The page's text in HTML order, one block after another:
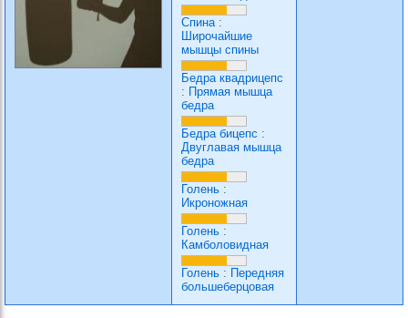
Спина:
Широчайшие
мышцы спины
Бедра квадрицепс
: Прямая мышца
бедра
Бедра бицепс :
Двуглавая мышца
бедра
Голень :
Икроножная
Голень :
Камболовидная
Голень : Передняя
большеберцовая